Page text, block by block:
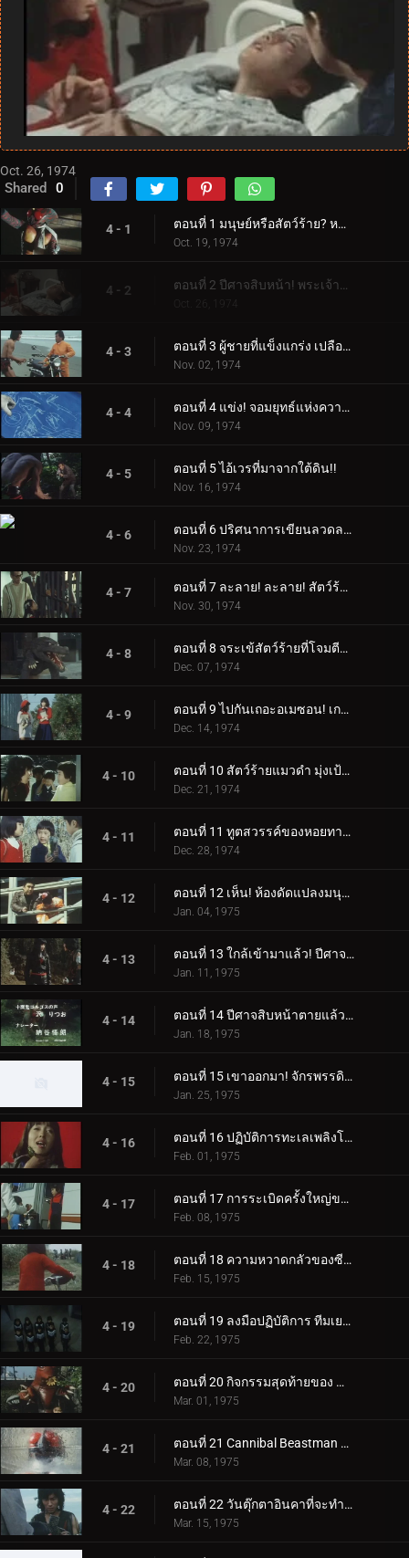
Oct. 26, 1974
Shared 0
4 - 1 ตอนที่ 1 มนุษย์หรือสัตว์ร้าย? หนุ่มเท่ผู้มาจากป่า!
Oct. 19, 1974
4 - 2
Oct. 26, 1974
4 - 3 ตอนที่ 3 ผู้ชายที่แข็งแกร่ง เปลือยเปล่า และว่องไว!
Nov. 02, 1974
4 - 4 ตอนที่ 4 แข่ง! จอมยุทธ์แห่งความเดือดดาล!!
Nov. 09, 1974
4 - 5 ตอนที่ 5 ไอ้เวรที่มาจากใต้ดิน!!
Nov. 16, 1974
4 - 6 ตอนที่ 6 ปริศนาการเขียนลวดลายเชือกอินคา!!
Nov. 23, 1974
4 - 7 ตอนที่ 7 ละลาย! ละลาย! สัตว์ร้ายงูที่น่าสะพรึงกลัว
Nov. 30, 1974
4 - 8 ตอนที่ 8 จระเข้สัตว์ร้ายที่โจมตีโรงเรียน
Dec. 07, 1974
4 - 9 ตอนที่ 9 ไปกันเถอะอเมซอน! เกาะของมนุษย์ปูยักษ์!
Dec. 14, 1974
4 - 10 ตอนที่ 10 สัตว์ร้ายแมวดำ มุ่งเป้าไปที่โรงเรียนอนุบาล!
Dec. 21, 1974
4 - 11 ตอนที่ 11 ทูตสวรรค์ของหอยทากทองคำ!?
Dec. 28, 1974
4 - 12 ตอนที่ 12 เห็น! ห้องดัดแปลงมนุษย์สัตว์ร้ายของเกดอน
Jan. 04, 1975
4 - 13 ตอนที่ 13 ใกล้เข้ามาแล้ว! ปีศาจสิบหน้า! อันตรายนะอเมซอน!!
Jan. 11, 1975
4 - 14 ตอนที่ 14 ปีศาจสิบหน้าตายแล้ว! และศัตรูใหม่เหรอ?
Jan. 18, 1975
4 - 15 ตอนที่ 15 เขาออกมา! จักรพรรดิผู้ยิ่งใหญ่ผู้น่าสยดสยองซีโร่
Jan. 25, 1975
4 - 16 ตอนที่ 16 ปฏิบัติการทะเลเพลิงโตเกียวของการารันด้า!!
Feb. 01, 1975
4 - 17 ตอนที่ 17 การระเบิดครั้งใหญ่ของภูเขาไฟฟูจิ? ปฏิบัติการกระทะทอดของโตเกียว!
Feb. 08, 1975
4 - 18 ตอนที่ 18 ความหวาดกลัวของซีโร่! ปฏิบัติการแผ่นดินไหวครั้งใหญ่!!
Feb. 15, 1975
4 - 19 ตอนที่ 19 ลงมือปฏิบัติการ ทีมเยาวชนครันด้า!!
Feb. 22, 1975
4 - 20 ตอนที่ 20 กิจกรรมสุดท้ายของ Mole Beastman!!
Mar. 01, 1975
4 - 21 ตอนที่ 21 Cannibal Beastman ที่จะกิน Frozen Rider
Mar. 08, 1975
4 - 22 ตอนที่ 22 วันตุ๊กตาอินคาที่จะทำลายล้างมหานครโตเกียว
Mar. 15, 1975